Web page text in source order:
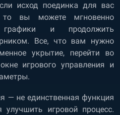
исход поединка для вас
то вы можете мгновенно
и продолжить
Все, что вам нужно
укрытие, перейти во
игрового управления и
— не единственная функция
улучшить игровой процесс.